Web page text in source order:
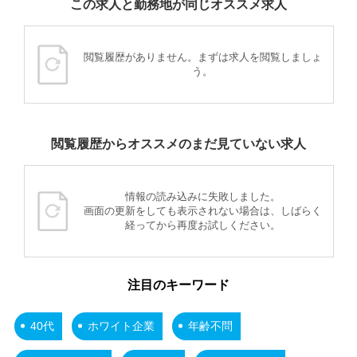
この求人と勤務地が同じオススメ求人
閲覧履歴がありません。まずは求人を閲覧しましょ
う。
閲覧履歴からオススメのまだ見ていない求人
情報の読み込みに失敗しました。
画面の更新をしても表示されない場合は、しばらく
経ってから再度お試しください。
注目のキーワード
40代 ホワイト企業 年齢不問